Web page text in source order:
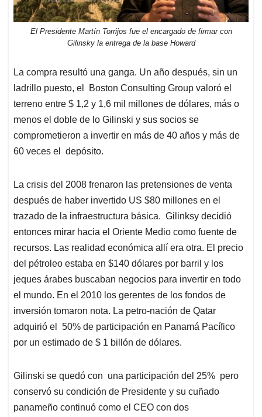
El Presidente Martín Torrijos fue el encargado de firmar con
Gilinsky la entrega de la base Howard
La compra resultó una ganga. Un año después, sin un
ladrillo puesto, el Boston Consulting Group valoró el
terreno entre $ 1,2 y 1,6 mil millones de dólares, más o
menos el doble de lo Gilinski y sus socios se
comprometieron a invertir en más de 40 años y más de
60 veces el depósito.
La crisis del 2008 frenaron las pretensiones de venta
después de haber invertido US $80 millones en el
trazado de la infraestructura básica. Gilinksy decidió
entonces mirar hacia el Oriente Medio como fuente de
recursos. Las realidad económica allí era otra. El precio
del pétroleo estaba en $140 dólares por barril y los
jeques árabes buscaban negocios para invertir en todo
el mundo. En el 2010 los gerentes de los fondos de
inversión tomaron nota. La petro-nación de Qatar
adquirió el 50% de participación en Panamá Pacífico
por un estimado de $ 1 billón de dólares.
Gilinski se quedó con una participación del 25% pero
conservó su condición de Presidente y su cuñado
panameño continuó como el CEO con dos